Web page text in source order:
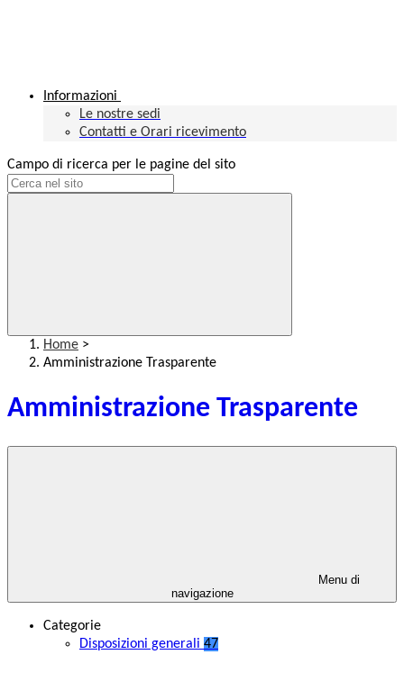
Informazioni
Le nostre sedi
Contatti e Orari ricevimento
Campo di ricerca per le pagine del sito
Home >
Amministrazione Trasparente
Amministrazione Trasparente
Menu di
navigazione
Categorie
Disposizioni generali 47